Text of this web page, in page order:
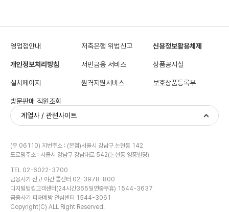
영업점안내 저축은행 위법신고 신용정보활용체제
개인정보처리방침 서민금융 서비스 상품공시실
설치페이지 원격지원서비스 보호상품등록부
방문판매 직원조회
계열사 / 관련사이트
(우 06110) 지번주소 : (본점)서울시 강남구 논현동 142
도로명주소 : 서울시 강남구 강남대로 542(논현동 영풍빌딩)
TEL 02-6022-3700
금융사기 신고 야간 콜센터 02-3978-800
디지털뱅킹고객센터(24시간365일연중무휴) 1544-3637
금융사기 피해예방 안심센터 1544-3061
Copyright(C) ALL Right Reserved.